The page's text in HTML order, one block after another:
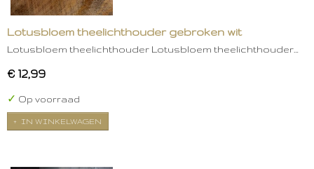
Lotusbloem theelichthouder gebroken wit
Lotusbloem theelichthouder Lotusbloem theelichthouder…
€ 12,99
✓ Op voorraad
IN WINKELWAGEN